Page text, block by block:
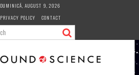
DUMINICĂ, AUGUST 9, 2026
PRIVACY POLICY
CONTACT